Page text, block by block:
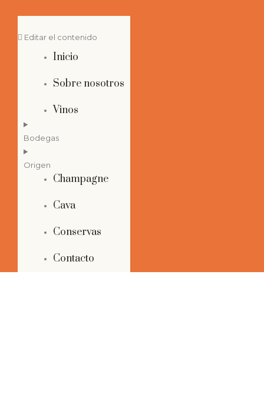
Editar el contenido
Inicio
Sobre nosotros
Vinos
Bodegas
Origen
Champagne
Cava
Conservas
Contacto